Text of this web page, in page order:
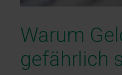
Warum
gefährlich